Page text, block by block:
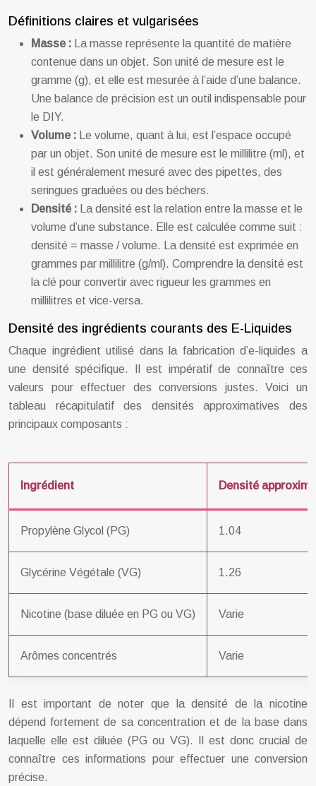
Définitions claires et vulgarisées
Masse :
La masse représente la quantité de matière
contenue dans un objet. Son unité de mesure est le
gramme (g), et elle est mesurée à l’aide d’une balance.
Une balance de précision est un outil indispensable pour
le DIY.
Volume :
Le volume, quant à lui, est l’espace occupé
par un objet. Son unité de mesure est le millilitre (ml), et
il est généralement mesuré avec des pipettes, des
seringues graduées ou des béchers.
Densité :
La densité est la relation entre la masse et le
volume d’une substance. Elle est calculée comme suit :
densité = masse / volume. La densité est exprimée en
grammes par millilitre (g/ml). Comprendre la densité est
la clé pour convertir avec rigueur les grammes en
millilitres et vice-versa.
Densité des ingrédients courants des E-Liquides
Chaque ingrédient utilisé dans la fabrication d’e-liquides a
une densité spécifique. Il est impératif de connaître ces
valeurs pour effectuer des conversions justes. Voici un
tableau récapitulatif des densités approximatives des
principaux composants :
Ingrédient Densité
Propylène Glycol (PG) 1.04
Glycérine Végétale (VG) 1.26
Nicotine (base diluée en PG ou VG) Varie
Arômes concentrés Varie
Il est important de noter que la densité de la nicotine
dépend fortement de sa concentration et de la base dans
laquelle elle est diluée (PG ou VG). Il est donc crucial de
connaître ces informations pour effectuer une conversion
précise.